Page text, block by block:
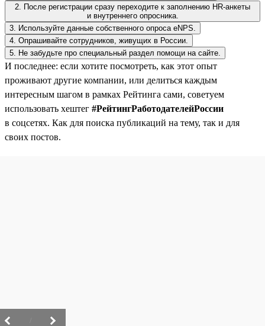
2. После регистрации сразу переходите к заполнению HR-анкеты
и внутреннего опросника.
3. Используйте данные собственного опроса eNPS.
4. Опрашивайте сотрудников, живущих в России.
5. Не забудьте про специальный раздел помощи на сайте.
И последнее: если хотите посмотреть, как этот опыт
проживают другие компании, или делиться каждым
интересным шагом в рамках Рейтинга сами, советуем
использовать хештег #РейтингРаботодателейРоссии
в соцсетях. Как для поиска публикаций на тему, так и для
своих постов.